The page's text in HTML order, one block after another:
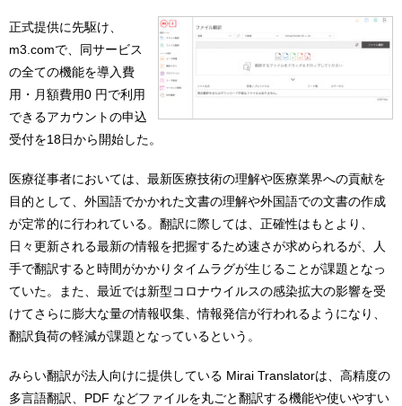
正式提供に先駆け、
m3.comで、同サービス
の全ての機能を導入費
用・月額費用0 円で利用
できるアカウントの申込
受付を18日から開始した。
医療従事者においては、最新医療技術の理解や医療業界への貢献を
目的として、外国語でかかれた文書の理解や外国語での文書の作成
が定常的に行われている。翻訳に際しては、正確性はもとより、
日々更新される最新の情報を把握するため速さが求められるが、人
手で翻訳すると時間がかかりタイムラグが生じることが課題となっ
ていた。また、最近では新型コロナウイルスの感染拡大の影響を受
けてさらに膨大な量の情報収集、情報発信が行われるようになり、
翻訳負荷の軽減が課題となっているという。
みらい翻訳が法人向けに提供している Mirai Translatorは、高精度の
多言語翻訳、PDF などファイルを丸ごと翻訳する機能や使いやすい